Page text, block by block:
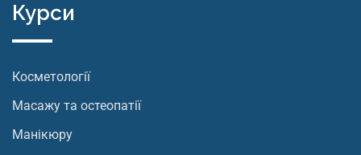
Курси
Косметології
Масажу та остеопатії
Манікюру